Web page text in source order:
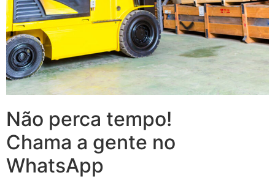
Não perca tempo!
Chama a gente no
WhatsApp